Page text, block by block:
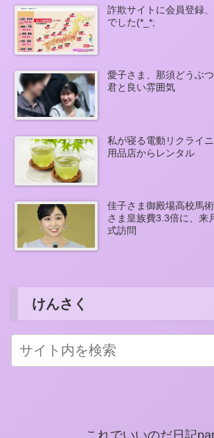
詐欺サイトに会員登録
でした(*_*;
愛子さま、那須どうぶ
君と良い雰囲気
私が寝る電動リクライ
用品店からレンタル
佳子さま御殿場高校馬
さま皇族費3.3倍に、来
式訪問
けんさく